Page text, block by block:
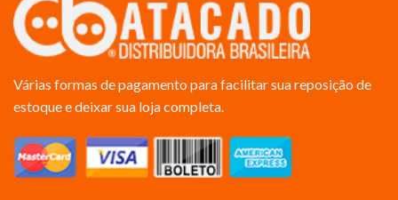
Várias formas de pagamento para facilitar sua reposição de
estoque e deixar sua loja completa.